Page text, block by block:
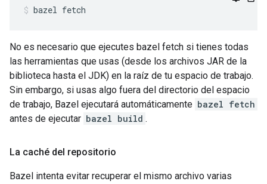
bazel fetch
No es necesario que ejecutes bazel fetch si tienes todas
las herramientas que usas (desde los archivos JAR de la
biblioteca hasta el JDK) en la raíz de tu espacio de trabajo.
Sin embargo, si usas algo fuera del directorio del espacio
de trabajo, Bazel ejecutará automáticamente bazel fetch
antes de ejecutar bazel build .
La caché del repositorio
Bazel intenta evitar recuperar el mismo archivo varias